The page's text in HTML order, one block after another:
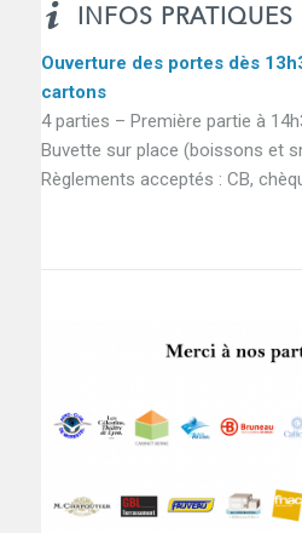
INFOS PRATIQUES
Ouverture des portes dès
cartons
4 parties – Première partie à
Buvette sur place (boissons et
Règlements acceptés : CB,